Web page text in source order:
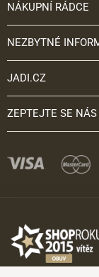
NÁKUPNÍ RÁDCE
NEZBYTNÉ
JADI.CZ
ZEPTEJTE SE NÁS